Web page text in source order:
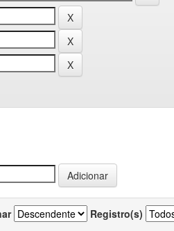
Registro(s)